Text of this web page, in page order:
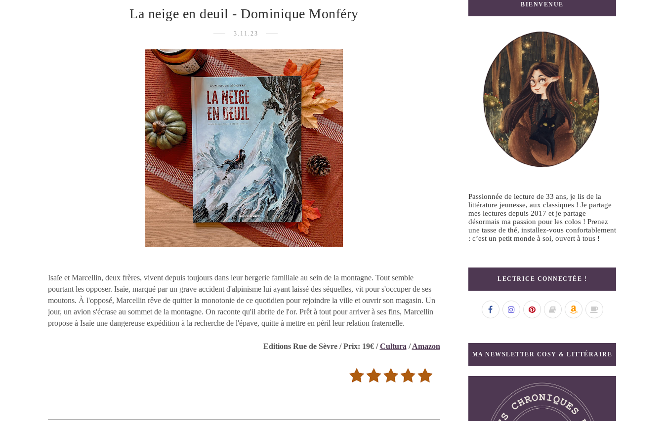
La neige en deuil - Dominique Monféry
3.11.23
Isaïe et Marcellin, deux frères, vivent depuis toujours dans leur bergerie familiale au sein de la montagne. Tout semble
pourtant les opposer. Isaïe, marqué par un grave accident d'alpinisme lui ayant laissé des séquelles, vit pour s'occuper de ses
moutons. À l'opposé, Marcellin rêve de quitter la monotonie de ce quotidien pour rejoindre la ville et ouvrir son magasin. Un
jour, un avion s'écrase au sommet de la montagne. On raconte qu'il abrite de l'or. Prêt à tout pour arriver à ses fins, Marcellin
propose à Isaïe une dangereuse expédition à la recherche de l'épave, quitte à mettre en péril leur relation fraternelle.
Editions Rue de Sèvre / Prix: 19€ /Cultura /Amazon
BIENVENUE
Passionnée de lecture de 33 ans, je lis de la
littérature jeunesse, aux classiques ! Je partage
mes lectures depuis 2017 et je partage
désormais ma passion pour les colos ! Prenez
une tasse de thé, installez-vous confortablement
: c’est un petit monde à soi, ouvert à tous !
LECTRICE CONNECTÉE !
MA NEWSLETTER COSY & LITTÉRAIRE